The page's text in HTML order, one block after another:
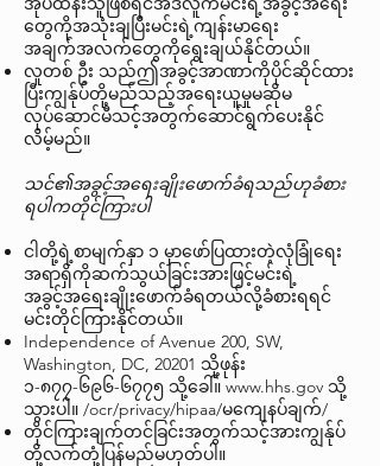
တွေကိုအသုံးချပြီးမင်းရဲ့ကျန်းမာရေး
အချက်အလက်တွေကိုရွေးချယ်နိုင်တယ်။
လူတစ် ဦး သည်ဤအခွင့်အာဏာကိုပိုင်ဆိုင်ထား
ပြီးကျွန်ုပ်တို့မည်သည့်အရေးယူမှုမဆိုမ
လုပ်ဆောင်မီသင့်အတွက်ဆောင်ရွက်ပေးနိုင်
လိမ့်မည်။
သင်၏အခွင့်အရေးချိုးဖောက်ခံရသည်ဟုခံစား
ရပါကတိုင်ကြားပါ
ငါတို့ရဲ့စာမျက်နှာ ၁ မှာဖော်ပြထားတဲ့လုံခြုံရေး
အရာရှိကိုဆက်သွယ်ခြင်းအားဖြင့်မင်းရဲ့
အခွင့်အရေးချိုးဖောက်ခံရတယ်လို့ခံစားရရင်
မင်းတိုင်ကြားနိုင်တယ်။
Independence of Avenue 200, SW,
Washington, DC, 20201 သို့ဖုန်း
၁-၈၇၇-၆၉၆-၆၇၇၅ သို့ခေါ်။ www.hhs.gov သို့
သွားပါ။ /ocr/privacy/hipaa/မကျေနပ်ချက်/
တိုင်ကြားချက်တင်ခြင်းအတွက်သင့်အားကျွန်ုပ်
တို့လက်တုံ့ပြန်မည်မဟုတ်ပါ။